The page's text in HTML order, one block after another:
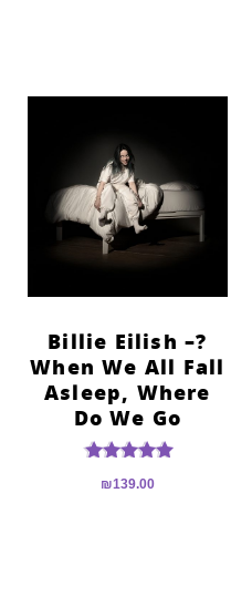
?Billie Eilish –
When We All Fall
Asleep, Where
Do We Go
דורג
5.00
₪139.00